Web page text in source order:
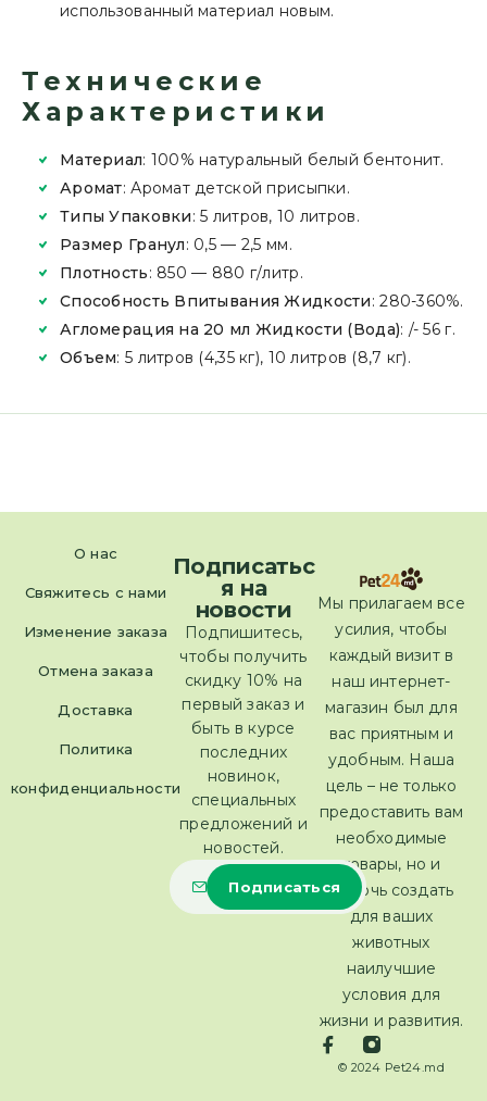
использованный материал новым.
Технические
Характеристики
Материал: 100% натуральный белый бентонит.
Аромат: Аромат детской присыпки.
Типы Упаковки: 5 литров, 10 литров.
Размер Гранул: 0,5 — 2,5 мм.
Плотность: 850 — 880 г/литр.
Способность Впитывания Жидкости: 280-360%.
Агломерация на 20 мл Жидкости (Вода): /- 56 г.
Объем: 5 литров (4,35 кг), 10 литров (8,7 кг).
О нас
Свяжитесь с нами
Изменение заказа
Отмена заказа
Доставка
Политика
конфиденциальности
Мы прилагаем все
усилия, чтобы
каждый визит в
наш интернет-
магазин был для
вас приятным и
удобным. Наша
цель – не только
предоставить вам
необходимые
товары, но и
помочь создать
для ваших
животных
наилучшие
условия для
жизни и развития.
© 2024 Pet24.md
Подписатьс
я на
новости
Подпишитесь,
чтобы получить
скидку 10% на
первый заказ и
быть в курсе
последних
новинок,
специальных
предложений и
новостей.